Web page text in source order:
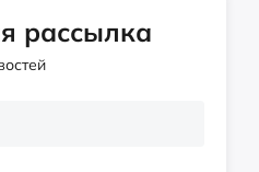
рассылка